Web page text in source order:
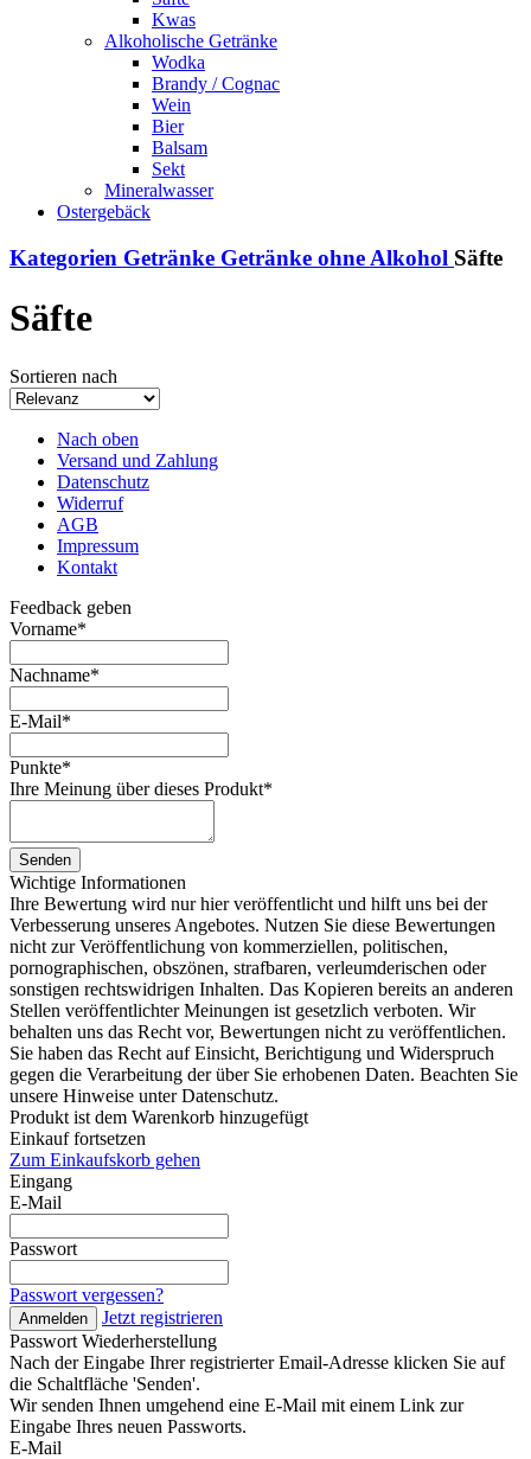
Kwas
Alkoholische Getränke
Wodka
Brandy / Cognac
Wein
Bier
Balsam
Sekt
Mineralwasser
Ostergebäck
Kategorien Getränke Getränke ohne Alkohol Säfte
Säfte
Sortieren nach
Nach oben
Versand und Zahlung
Datenschutz
Widerruf
AGB
Impressum
Kontakt
Feedback geben
Vorname*
Nachname*
E-Mail*
Punkte*
Ihre Meinung über dieses Produkt*
Senden
Wichtige Informationen
Ihre Bewertung wird nur hier veröffentlicht und hilft uns bei der
Verbesserung unseres Angebotes. Nutzen Sie diese Bewertungen
nicht zur Veröffentlichung von kommerziellen, politischen,
pornographischen, obszönen, strafbaren, verleumderischen oder
sonstigen rechtswidrigen Inhalten. Das Kopieren bereits an anderen
Stellen veröffentlichter Meinungen ist gesetzlich verboten. Wir
behalten uns das Recht vor, Bewertungen nicht zu veröffentlichen.
Sie haben das Recht auf Einsicht, Berichtigung und Widerspruch
gegen die Verarbeitung der über Sie erhobenen Daten. Beachten Sie
unsere Hinweise unter Datenschutz.
Produkt ist dem Warenkorb hinzugefügt
Einkauf fortsetzen
Zum Einkaufskorb gehen
Eingang
E-Mail
Passwort
Passwort vergessen?
Anmelden
Jetzt registrieren
Passwort Wiederherstellung
Nach der Eingabe Ihrer registrierter Email-Adresse klicken Sie auf
die Schaltfläche 'Senden'.
Wir senden Ihnen umgehend eine E-Mail mit einem Link zur
Eingabe Ihres neuen Passworts.
E-Mail